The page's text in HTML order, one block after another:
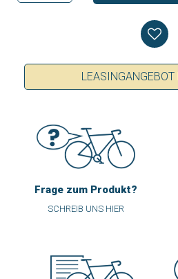
LEASINGANGEBOT
Frage zum Produkt?
SCHREIB UNS HIER